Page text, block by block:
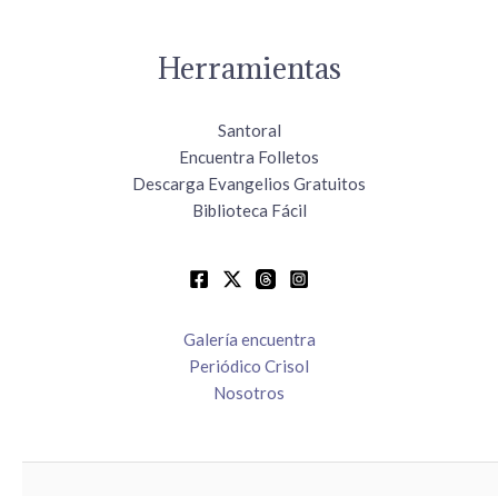
Herramientas
Santoral
Encuentra Folletos
Descarga Evangelios Gratuitos
Biblioteca Fácil
Galería encuentra
Periódico Crisol
Nosotros